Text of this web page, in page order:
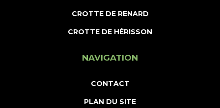
CROTTE DE RENARD
CROTTE DE HÉRISSON
NAVIGATION
CONTACT
PLAN DU SITE